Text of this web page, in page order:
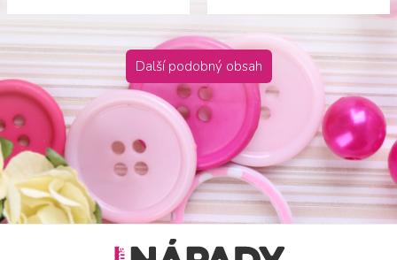
Další podobný obsah